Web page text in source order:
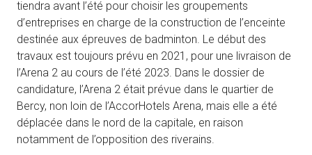
tiendra avant l’été pour choisir les groupements
d’entreprises en charge de la construction de l’enceinte
destinée aux épreuves de badminton. Le début des
travaux est toujours prévu en 2021, pour une livraison de
l’Arena 2 au cours de l’été 2023. Dans le dossier de
candidature, l’Arena 2 était prévue dans le quartier de
Bercy, non loin de l’AccorHotels Arena, mais elle a été
déplacée dans le nord de la capitale, en raison
notamment de l’opposition des riverains.